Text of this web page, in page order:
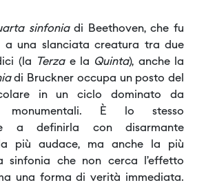
sinfoniadi Beethoven, che fu
a una slanciata creatura tra due
(la
Terza e la Quinta), anche la
di Bruckner occupa un posto del
in un ciclo dominato da
monumentali. È lo stesso
a definirla con disarmante
più audace, ma anche la più
sinfonia che non cerca l’effetto
una forma di verità immediata.